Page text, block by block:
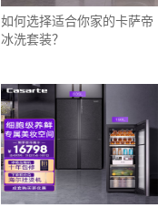
如何选择适合你家的卡萨帝
冰洗套装？